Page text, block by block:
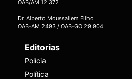
OAB/AM 12.372
Dr. Alberto Moussallem Filho
OAB-AM 2493 / OAB-GO 29.904.
Editorias
Polícia
Política